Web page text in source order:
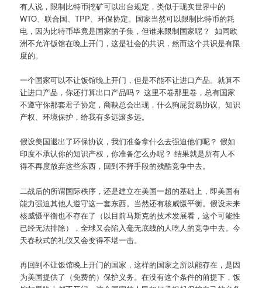
有人说，限制比特币挖矿可以出台规定，类似于现实世界中的
WTO、联合国、TPP、环保协定。国家当然可以限制比特币的耗
电，因为比特币毕竟是国家的子集，但谁来限制国家呢？ 如同欧
洲不允许饭馆在晚上开门，这是社会的共识，然而这个共识是有限
度的。
一个国家可以不让饭馆晚上开门，但是不能不让进口产品。就算不
让进口产品，你还打算出口产品吗？ 这里不卷那里卷，总有国家
不遵守你那套君子协定，商鞅总会出现，什么狗屁贸易协议、知识
产权、环境保护，给我有多远滚多远。
假设美国退出了环保协议，我们准备拿什么去强迫他们呢？ 假如
印度不承认你的知识产权，你准备怎么办呢？ 结果就是所有人不
得不再度放弃这些东西，回到不择手段的残酷竞争中去。
二战后的所谓国际秩序，还是建立在美国一超的基础上，即美国有
能力强迫其他人遵守这一套东西。当然还有核威慑平衡。假设未来
核威慑平衡也不存在了（以目前马斯克的技术发展看，这个可能性
已经无法排除），全球又会陷入毫无底线的人吃人的竞争中去。今
天春秋式的礼仪又会变得不堪一击。
再回到不让饭馆晚上开门的国家，这样的国家之所以能存在，是因
为美国提供了（免费的）保护义务。在没有这个条件的前提下，饭